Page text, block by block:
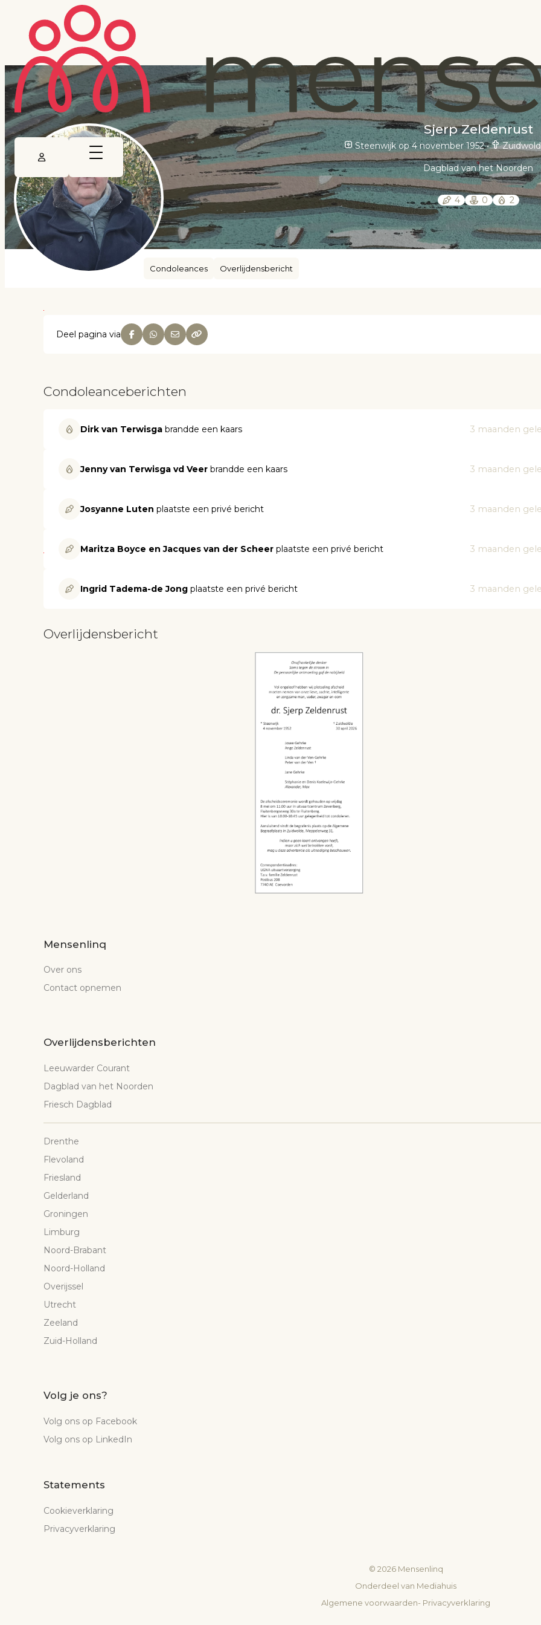
Sjerp Zeldenrust
Steenwijk op 4 november 1952•
Dagblad van het Noorden
4 0 2
Condoleances Overlijdensbericht
Deel pagina via
Condoleanceberichten
Dirk van Terwisga brandde een kaars 3 maanden
Jenny van Terwisga vd Veer brandde een kaars 3 maanden
Josyanne Luten plaatste een privé bericht 3 maanden
Maritza Boyce en Jacques van der Scheer plaatste een privé bericht 3 maanden
Ingrid Tadema-de Jong plaatste een privé bericht 3 maanden
Overlijdensbericht
Mensenlinq
Over ons
Contact opnemen
Overlijdensberichten
Leeuwarder Courant
Dagblad van het Noorden
Friesch Dagblad
Drenthe
Flevoland
Friesland
Gelderland
Groningen
Limburg
Noord-Brabant
Noord-Holland
Overijssel
Utrecht
Zeeland
Zuid-Holland
Volg je ons?
Volg ons op Facebook
Volg ons op LinkedIn
Statements
Cookieverklaring
Privacyverklaring
© 2026Mensenlinq
Onderdeel van Mediahuis
Algemene voorwaarden- Privacyverklaring